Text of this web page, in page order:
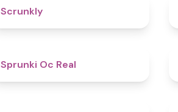
Scrunkly
Sprunki Oc Real